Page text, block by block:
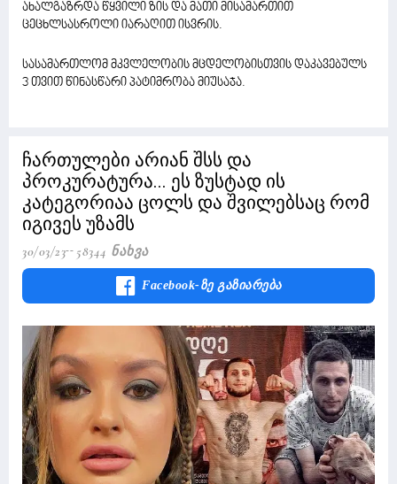
ახალგაზრდა წყვილი ზის და მათი მისამართით
ცეცხლსასროლი იარაღით ისვრის.
სასამართლომ მკვლელობის მცდელობისთვის დაკავებულს
3 თვით წინასწარი პატიმრობა მიუსაჯა.
ჩართულები არიან შსს და
პროკურატურა... ეს ზუსტად ის
კატეგორიაა ცოლს და შვილებსაც რომ
იგივეს უზამს
30/03/23 58344 Ნახვა
Facebook-Ზე Გაზიარება